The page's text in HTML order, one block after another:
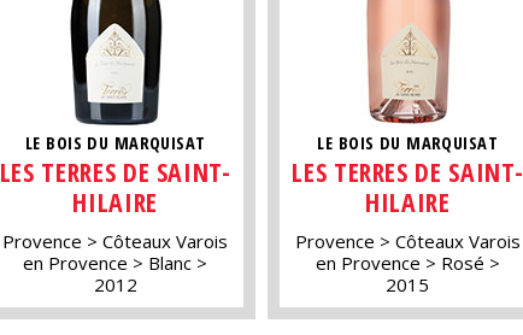
LE BOIS DU MARQUISAT
LES TERRES DE SAINT-
HILAIRE
Provence
Côteaux Varois
en Provence
Blanc
2012
LE BOIS DU MARQUISAT
LES TERRES DE SAINT-
HILAIRE
Provence
Côteaux Varois
en Provence
Rosé
2015